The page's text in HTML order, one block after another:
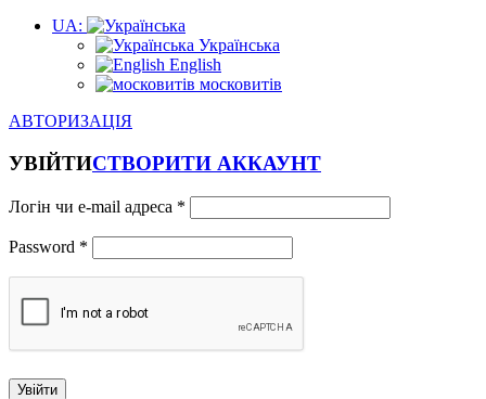
UA:
Українська
English
московитів
АВТОРИЗАЦІЯ
УВІЙТИСТВОРИТИ АККАУНТ
Логін чи e-mail адреса *
Password *
Увійти